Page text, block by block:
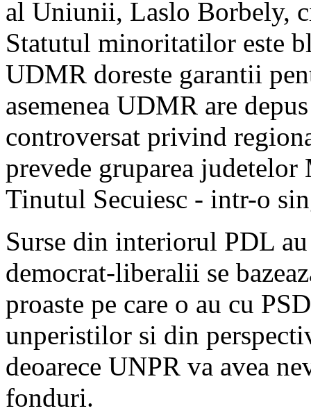
al Uniunii, Laslo Borbely,
Statutul minoritatilor este
UDMR doreste garantii
asemenea UDMR are
controversat privind
prevede gruparea
Tinutul Secuiesc - intr-o
Surse din interiorul PDL
democrat-liberalii se
proaste pe care o au cu
unperistilor si din
deoarece UNPR va avea
fonduri.